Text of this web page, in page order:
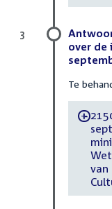
over de
Te
-
van
3